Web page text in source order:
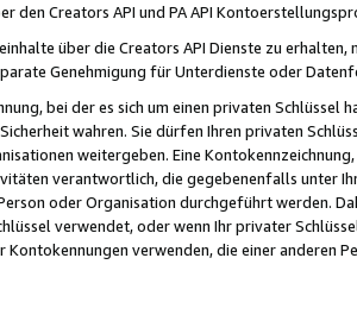
den Creators API und PA API
über die Creators API Dienste zu
Genehmigung für Unterdienste oder
bei der es sich um einen privaten
wahren. Sie dürfen Ihren privaten
weitergeben. Eine
verantwortlich, die gegebenenfalls unter
oder Organisation durchgeführt werden.
verwendet, oder wenn Ihr privater
verwenden, die einer anderen